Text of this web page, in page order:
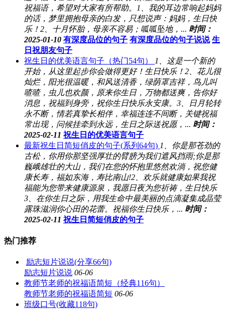
祝福语，希望对大家有所帮助。1、我的耳边常响起妈妈
的话，梦里拥抱母亲的白发，只想说声：妈妈，生日快
乐！2、十月怀胎，母亲不容易；呱呱坠地，... 时间：
2025-01-10 有深度品位的句子 有深度品位的句子说说 生
日祝朋友句子
祝生日的优美语言句子（热门54句）
1、这是一个新的
开始，从这里起步你会做得更好！生日快乐！2、花儿很
灿烂，阳光很温暖，和风送清香，绿荫罩吉祥，鸟儿叫
喳喳，虫儿也欢颜，原来你生日，万物都送爽，告你好
消息，祝福到身旁，祝你生日快乐永安康。3、日月轮转
永不断，情若真挚长相伴，幸福连连不间断，关键祝福
常出现，问候挂牵到永远，生日之际送祝愿，... 时间：
2025-02-11 祝生日的优美语言句子
最新祝生日简短俏皮的句子(系列64句) 1、你是那苍劲的
古松，你用你那坚强厚壮的臂膀为我们遮风挡雨;你是那
巍峨雄壮的大山，我们在您的怀抱里悠然欢淌，祝您健
康长寿，福如东海，寿比南山!2、欢乐就健康如果我祝
福能为您带来健康源泉，我愿日夜为您祈祷，生日快乐
3、在你生日之际，用我生命中最美丽的点滴凝集成晶莹
露珠滋润你心田的花蕾。祝福你生日快乐，... 时间：
2025-02-11 祝生日简短俏皮的句子
热门推荐
励志短片说说(分享66句)
励志短片说说 06-06
教师节老师的祝福语简短（经典116句）
教师节老师的祝福语简短 06-06
班级口号(收藏118句)